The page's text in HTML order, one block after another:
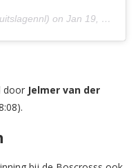
on Jan 19, 2020 at 5:26am PST
door Jelmer van der